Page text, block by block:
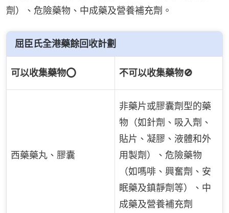
劑）、危險藥物、中成藥及營養補充劑。
屈臣氏全港藥餘回收計劃
可以收集藥物⭕️ 不可以收集藥物🚫
西藥藥丸、膠囊
非藥片或膠囊劑型的藥
物（如針劑、吸入劑、
貼片、凝膠、液體和外
用製劑）、危險藥物
（如嗎啡、興奮劑、安
眠藥及鎮靜劑等）、中
成藥及營養補充劑